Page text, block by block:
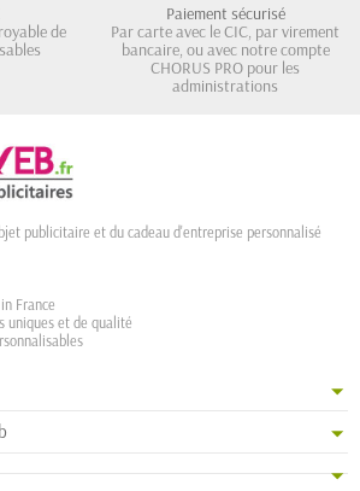
de
Paiement sécurisé
Par carte avec le CIC, par virement
bancaire, ou avec notre compte
CHORUS PRO pour les
administrations
publicitaire et du cadeau d'entreprise personnalisé
France
uniques et de qualité